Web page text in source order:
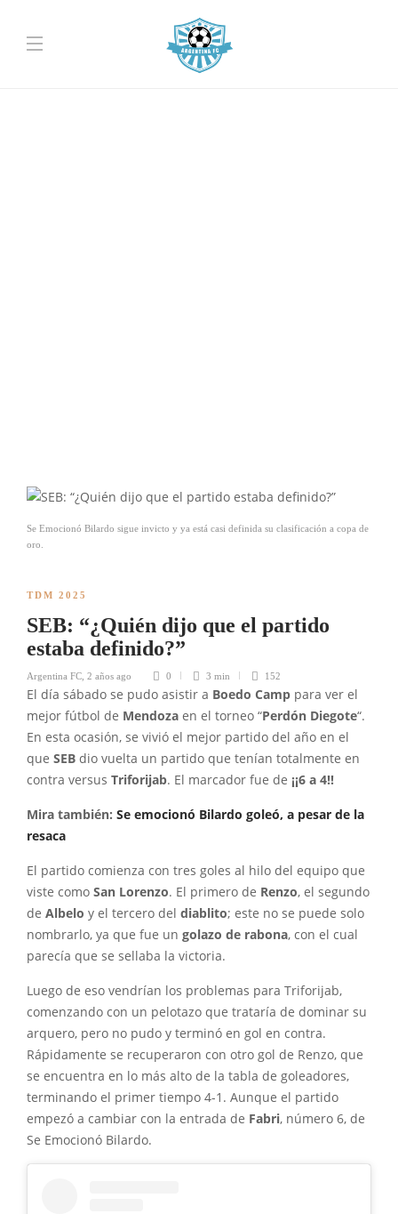
Se Emocionó Bilardo sigue invicto y ya está casi definida su clasificación a copa de
oro.
TDM 2025
SEB: “¿Quién dijo que el partido
estaba definido?”
Argentina FC 2 años ago 0 3 min 152
El día sábado se pudo asistir a Boedo Camp para ver el
mejor fútbol de Mendoza en el torneo “Perdón Diegote“.
En esta ocasión, se vivió el mejor partido del año en el
que SEB dio vuelta un partido que tenían totalmente en
contra versus Triforijab. El marcador fue de ¡¡6 a 4!!
Mira también: Se emocionó Bilardo goleó, a pesar de la
resaca
El partido comienza con tres goles al hilo del equipo que
viste como San Lorenzo. El primero de Renzo, el segundo
de Albelo y el tercero del diablito; este no se puede solo
nombrarlo, ya que fue un golazo de rabona, con el cual
parecía que se sellaba la victoria.
Luego de eso vendrían los problemas para Triforijab,
comenzando con un pelotazo que trataría de dominar su
arquero, pero no pudo y terminó en gol en contra.
Rápidamente se recuperaron con otro gol de Renzo, que
se encuentra en lo más alto de la tabla de goleadores,
terminando el primer tiempo 4-1. Aunque el partido
empezó a cambiar con la entrada de Fabri, número 6, de
Se Emocionó Bilardo.